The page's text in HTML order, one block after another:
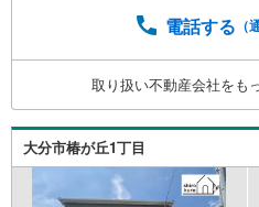
ある方、他社で断られた
電話する （
取り扱い不動産会社をも
大分市椿が丘1丁目